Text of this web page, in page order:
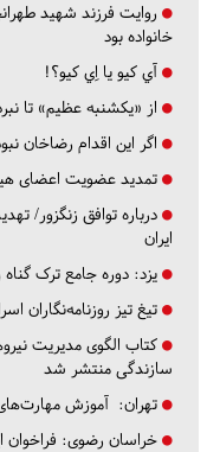
روایت فرزند شهید
خانواده بود
آي كيو يا اِي كيو؟!
از «یکشنبه عظیم» تا
اگر این اقدام رضاخان
تمدید عضویت اعضای
درباره توافق زنگزور/
ایران
یزد: دوره جامع ترک
تیغ تیز روزنامه‌نگاران
کتاب الگوی مدیریت
سازندگی منتشر شد
تهران: آموزش
خراسان رضوی: